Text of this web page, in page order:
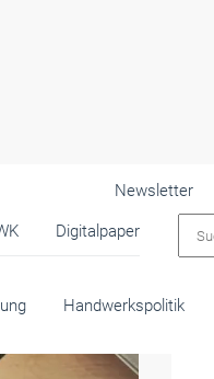
Digitalpaper
Newsletter
Handwerkspolitik